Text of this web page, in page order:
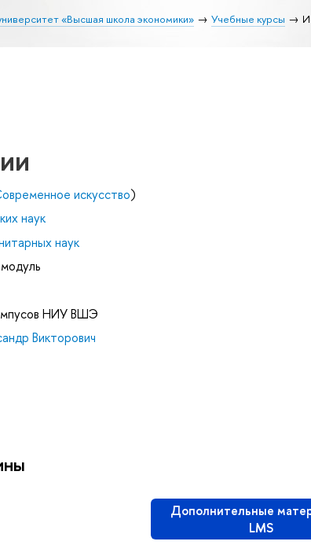
«Высшая школа экономики» Учебные курсы
искусство)
наук
наук
НИУ ВШЭ
Викторович
Дополнительные
LMS